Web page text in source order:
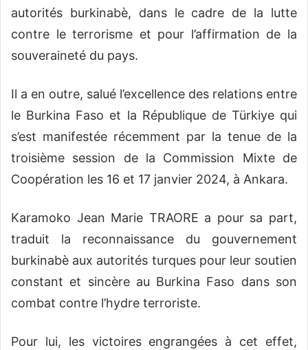
autorités burkinabè, dans le cadre de la lutte
contre le terrorisme et pour l’affirmation de la
souveraineté du pays.
Il a en outre, salué l’excellence des relations entre
le Burkina Faso et la République de Türkiye qui
s’est manifestée récemment par la tenue de la
troisième session de la Commission Mixte de
Coopération les 16 et 17 janvier 2024, à Ankara.
Karamoko Jean Marie TRAORE a pour sa part,
traduit la reconnaissance du gouvernement
burkinabè aux autorités turques pour leur soutien
constant et sincère au Burkina Faso dans son
combat contre l’hydre terroriste.
Pour lui, les victoires engrangées à cet effet,